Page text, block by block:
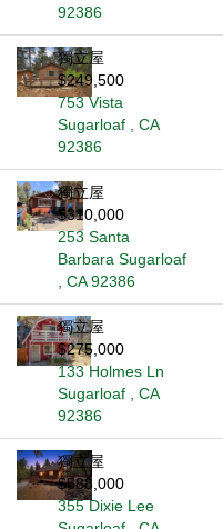
92386
獨立屋
$249,500
753 Vista
Sugarloaf , CA
92386
獨立屋
$310,000
253 Santa
Barbara Sugarloaf
, CA 92386
獨立屋
$275,000
133 Holmes Ln
Sugarloaf , CA
92386
獨立屋
$588,000
355 Dixie Lee